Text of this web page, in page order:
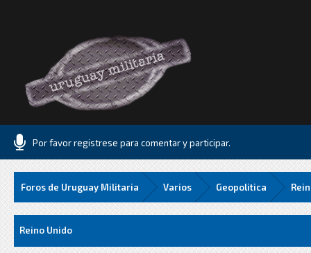
Por favor registrese para comentar y participar.
Foros de Uruguay Militaria Varios Geopolitica
MediaReino Unido